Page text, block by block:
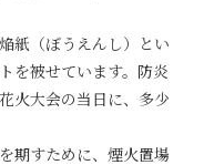
紙（ぼうえんし）とい
を被せています。防炎
火大会の当日に、多少
期すために、煙火置場